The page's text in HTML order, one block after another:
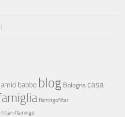
amici babbo blog Bologna casa
flamingofilter